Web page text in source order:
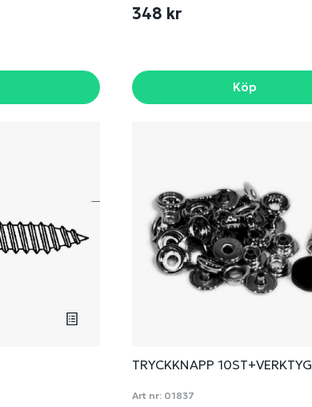
348 kr
Köp
TRYCKKNAPP 10ST+VERKTYG
Art nr: 01837